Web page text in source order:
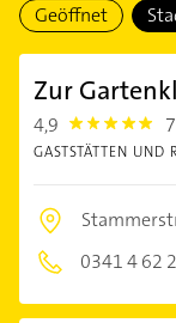
Geöffnet
Zur
4,9 4.9
GASTSTÄTTEN UND
0341 4 62